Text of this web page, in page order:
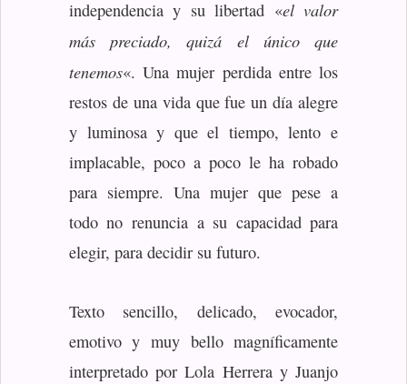
independencia y su libertad «el valor
más preciado, quizá el único que
tenemos«. Una mujer perdida entre los
restos de una vida que fue un día alegre
y luminosa y que el tiempo, lento e
implacable, poco a poco le ha robado
para siempre. Una mujer que pese a
todo no renuncia a su capacidad para
elegir, para decidir su futuro.
Texto sencillo, delicado, evocador,
emotivo y muy bello magníficamente
interpretado por Lola Herrera y Juanjo